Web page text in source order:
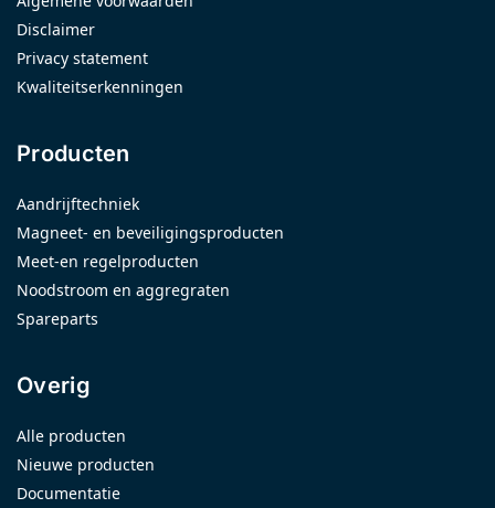
Disclaimer
Privacy statement
Kwaliteitserkenningen
Producten
Aandrijftechniek
Magneet- en beveiligingsproducten
Meet-en regelproducten
Noodstroom en aggregraten
Spareparts
Overig
Alle producten
Nieuwe producten
Documentatie